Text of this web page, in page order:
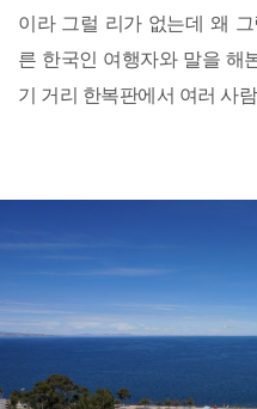
이라 그럴 리가 없는데 왜
른 한국인 여행자와 말을 해
기 거리 한복판에서 여러 사